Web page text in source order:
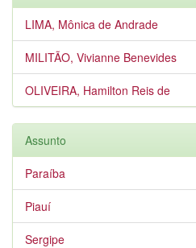
LIMA, Mônica de Andrade
MILITÃO, Vivianne Benevides
OLIVEIRA, Hamilton Reis de
Assunto
Paraíba
Piauí
Sergipe